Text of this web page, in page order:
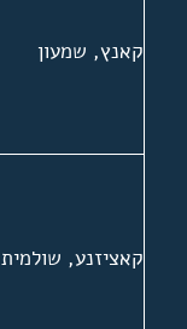
קאנץ, שמעון
קאציזנע, שולמית